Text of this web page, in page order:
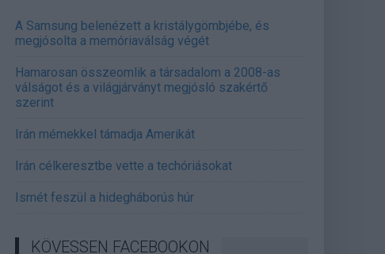
A Samsung belenézett a kristálygömbjébe, és
megjósolta a memóriaválság végét
Hamarosan összeomlik a társadalom a 2008-as
válságot és a világjárványt megjósló szakértő
szerint
Irán mémekkel támadja Amerikát
Irán célkeresztbe vette a techóriásokat
Ismét feszül a hidegháborús húr
KÖVESSEN FACEBOOKON